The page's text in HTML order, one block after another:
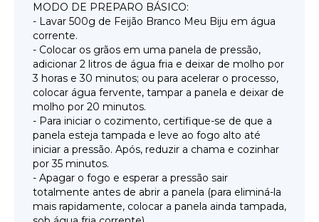
MODO DE PREPARO BÁSICO:
- Lavar 500g de Feijão Branco Meu Biju em água
corrente.
- Colocar os grãos em uma panela de pressão,
adicionar 2 litros de água fria e deixar de molho por
3 horas e 30 minutos; ou para acelerar o processo,
colocar água fervente, tampar a panela e deixar de
molho por 20 minutos.
- Para iniciar o cozimento, certifique-se de que a
panela esteja tampada e leve ao fogo alto até
iniciar a pressão. Após, reduzir a chama e cozinhar
por 35 minutos.
- Apagar o fogo e esperar a pressão sair
totalmente antes de abrir a panela (para eliminá-la
mais rapidamente, colocar a panela ainda tampada,